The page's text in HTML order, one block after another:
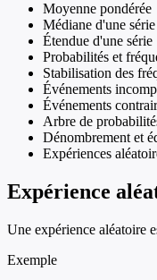
Moyenne pondérée
Médiane d'une
Étendue d'une série
Probabilités et
Stabilisation des
Événements
Événements
Arbre de
Dénombrement et
Expériences
Expérience
Une expérience aléatoire
Exemple